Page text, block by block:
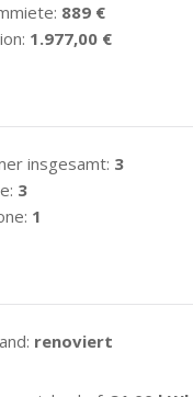
889 €
1.977,00 €
insgesamt: 3
3
1
renoviert